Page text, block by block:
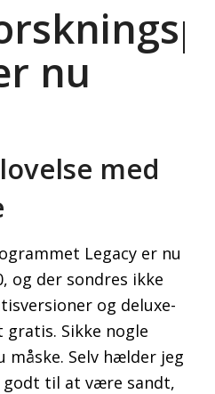
nu
med
Legacy er nu
og der sondres ikke
og deluxe-
Sikke nogle
Selv hælder jeg
godt til at være sandt,